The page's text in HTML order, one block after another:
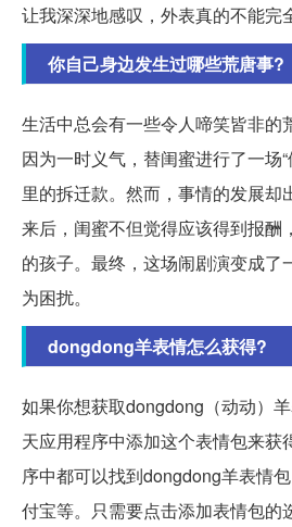
让我深深地感叹，外表真的不能完
你自己身边发生过哪些荒唐事?
生活中总会有一些令人啼笑皆非的
因为一时义气，替闺蜜进行了一场
里的拆迁款。然而，事情的发展却
来后，闺蜜不但觉得应该得到报酬
的孩子。最终，这场闹剧演变成了
为困扰。
dongdong羊表情怎么获得?
如果你想获取dongdong（动动）
天应用程序中添加这个表情包来获
序中都可以找到dongdong羊表情
付宝等。只需要点击添加表情包的